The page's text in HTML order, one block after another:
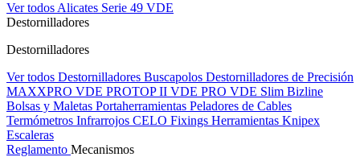
Ver todos Alicates Serie 49 VDE
Destornilladores
Destornilladores
Ver todos Destornilladores Buscapolos Destornilladores de Precisión
MAXXPRO VDE PROTOP II VDE PRO VDE Slim Bizline
Bolsas y Maletas Portaherramientas Peladores de Cables
Termómetros Infrarrojos CELO Fixings Herramientas Knipex
Escaleras
Reglamento Mecanismos